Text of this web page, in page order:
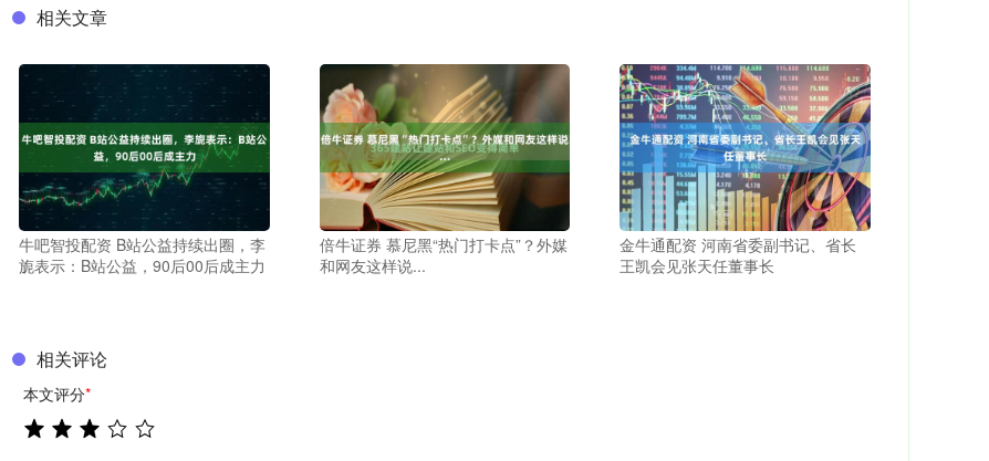
相关文章
牛吧智投配资 B站公益持续出圈，李
旎表示：B站公益，90后00后成主力
倍牛证券 慕尼黑“热门打卡点”？外媒
和网友这样说...
金牛通配资 河南省委副书记、省长
王凯会见张天任董事长
相关评论
本文评分*